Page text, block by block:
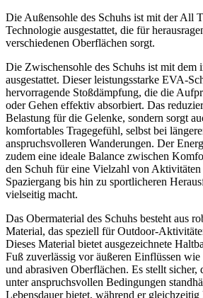
Die Außensohle des Schuhs ist mit der All
Technologie ausgestattet, die für
verschiedenen Oberflächen sorgt.
Die Zwischensohle des Schuhs ist mit dem
ausgestattet. Dieser leistungsstarke EVA-
hervorragende Stoßdämpfung, die die
oder Gehen effektiv absorbiert. Das
Belastung für die Gelenke, sondern sorgt
komfortables Tragegefühl, selbst bei
anspruchsvolleren Wanderungen. Der
zudem eine ideale Balance zwischen
den Schuh für eine Vielzahl von
Spaziergang bis hin zu sportlicheren
vielseitig macht.
Das Obermaterial des Schuhs besteht aus
Material, das speziell für Outdoor-
Dieses Material bietet ausgezeichnete
Fuß zuverlässig vor äußeren Einflüssen
und abrasiven Oberflächen. Es stellt sicher,
unter anspruchsvollen Bedingungen
Lebensdauer bietet, während er